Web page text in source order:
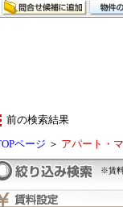
前の検索結果
ページ ＞ アパート・
※賃